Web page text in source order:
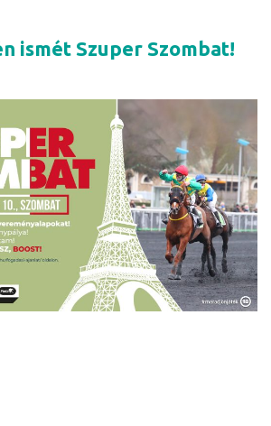
ismét Szuper Szombat!